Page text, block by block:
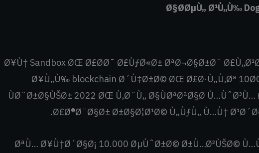
Ø§Ø­ØµÙ„ Ø¹Ù„Ù‰
Ø¥Ù† Sandbox ØŒ Ø£Ø­Ø¯ Ø£ÙƒØ«Ø± ØªØ¬Ø§Ø±Ø¨
Ø¥Ù„Ù‰ blockchain Ø´Ù‡Ø±Ø© ØŒ Ø£Ø·Ù„Ù‚Øª
ÙØ¨Ø±Ø§ÙŠØ± 2022 ØŒ Ù‚Ø¨Ù„ Ø§ÙØªØªØ§Ø­
Ø£Ø®Ø¨Ø§Ø± Ø±Ø§Ø¦Ø¹Ø© Ù„ÙƒÙ„ Ù…Ù†
ØªÙ… Ø¥Ù†Ø´Ø§Ø¡ 10.000 ØµÙˆØ±Ø© Ø±Ù…Ø²ÙŠØ©